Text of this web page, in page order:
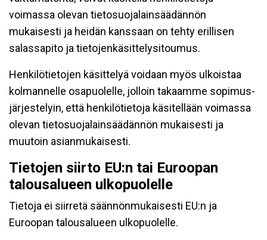
voimassa olevan tietosuojalainsäädännön
mukaisesti ja heidän kanssaan on tehty erillisen
salassapito ja tietojenkäsittelysitoumus.
Henkilötietojen käsittelyä voidaan myös ulkoistaa
kolmannelle osapuolelle, jolloin takaamme sopimus-
järjestelyin, että henkilötietoja käsitellään voimassa
olevan tietosuojalainsäädännön mukaisesti ja
muutoin asianmukaisesti.
Tietojen siirto EU:n tai Euroopan
talousalueen ulkopuolelle
Tietoja ei siirretä säännönmukaisesti EU:n ja
Euroopan talousalueen ulkopuolelle.